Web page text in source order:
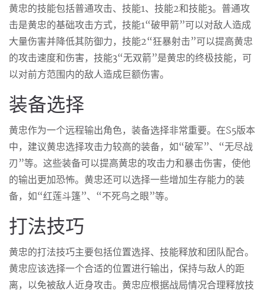
黄忠的技能包括普通攻击、技能1、技能2和技能3。普通攻
击是黄忠的基础攻击方式，技能1“破甲箭”可以对敌人造成
大量伤害并降低其防御力，技能2“狂暴射击”可以提高黄忠
的攻击速度和伤害，技能3“无双箭”是黄忠的终极技能，可
以对前方范围内的敌人造成巨额伤害。
装备选择
黄忠作为一个远程输出角色，装备选择非常重要。在S5版本
中，建议黄忠选择攻击力较高的装备，如“破军”、“无尽战
刃”等。这些装备可以提高黄忠的攻击力和暴击伤害，使他
的输出更加恐怖。黄忠还可以选择一些增加生存能力的装
备，如“红莲斗篷”、“不死鸟之眼”等。
打法技巧
黄忠的打法技巧主要包括位置选择、技能释放和团队配合。
黄忠应该选择一个合适的位置进行输出，保持与敌人的距
离，以免被敌人近身攻击。黄忠应根据战局情况合理释放技